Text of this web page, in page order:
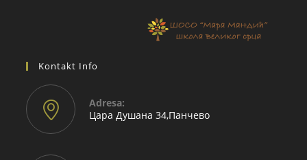
Kontakt Info
Adresа:
Цара Душана 34,Панчево